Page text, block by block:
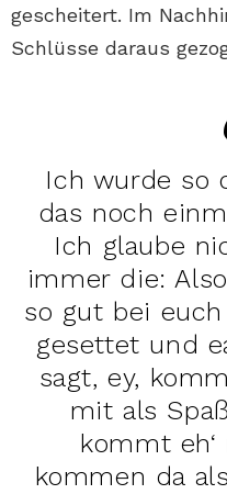
gescheitert. Im
Schlüsse daraus
Ich wurde so
das noch
Ich glaube
immer die:
so gut bei
gesettet und
sagt, ey,
mit als
kommt
kommen da